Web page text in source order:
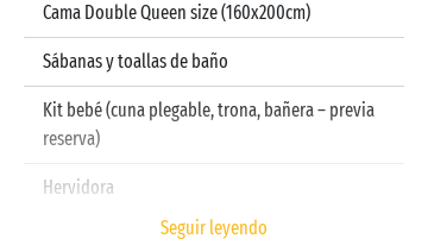
Cama Double Queen size (160x200cm)
Sábanas y toallas de baño
Kit bebé (cuna plegable, trona, bañera – previa
reserva)
Hervidora
Seguir leyendo